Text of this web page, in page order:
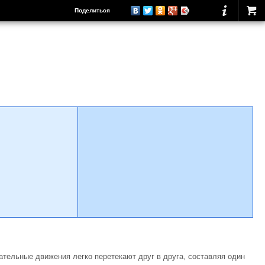
Поделиться
движения легко перетекают друг в друга, составляя один